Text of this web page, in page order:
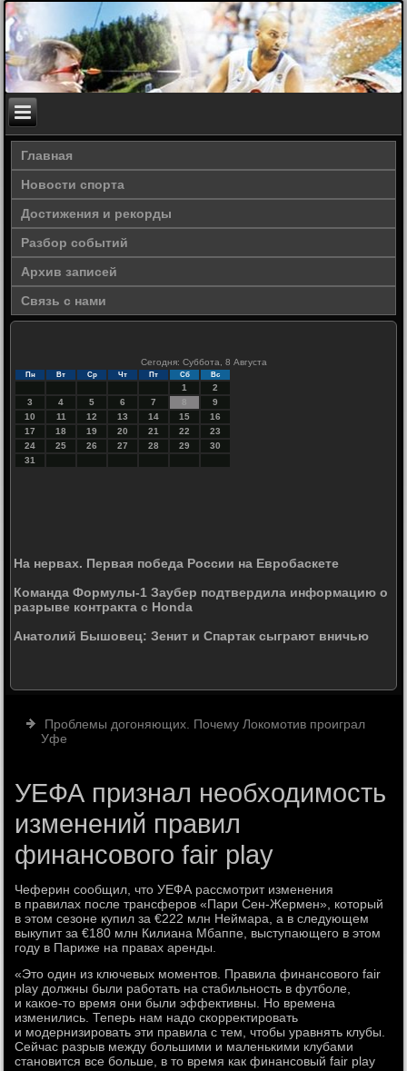
Главная
Новости спорта
Достижения и рекорды
Разбор событий
Архив записей
Связь с нами
Сегодня: Суббота, 8 Августа
Пн Вт Ср Чт Пт Сб Вс
1
2
3
4 5 6 7 8
9
10
11 12 13 14 15
16
17
18 19 20 21 22
23
24
25 26 27 28 29
30
31
На нервах. Первая победа России на Евробаскете
Команда Формулы-1 Заубер подтвердила информацию о
разрыве контракта с Honda
Анатолий Бышовец: Зенит и Спартак сыграют вничью
Проблемы догоняющих. Почему Локомотив проиграл
Уфе
УЕФА признал необходимость
изменений правил
финансового fair play
Чеферин сообщил, что УЕФА рассмотрит изменения
в правилах после трансферов «Пари Сен-Жермен», который
в этом сезоне купил за €222 млн Неймара, а в следующем
выкупит за €180 млн Килиана Мбаппе, выступающего в этом
году в Париже на правах аренды.
«Это один из ключевых моментов. Правила финансового fair
play должны были работать на стабильность в футболе,
и какое-то время они были эффективны. Но времена
изменились. Теперь нам надо скорректировать
и модернизировать эти правила с тем, чтобы уравнять клубы.
Сейчас разрыв между большими и маленькими клубами
становится все больше, в то время как финансовый fair play